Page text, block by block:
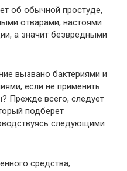
об обычной простуде,
отварами, настоями
а значит безвредными
вызвано бактериями и
если не применить
Прежде всего, следует
подберет
следующими
средства;